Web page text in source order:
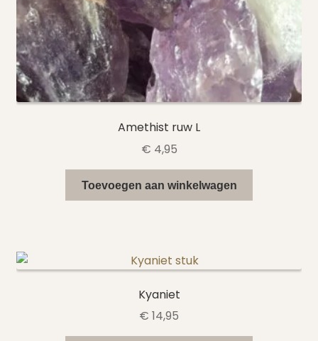
Amethist ruw L
€ 4,95
Toevoegen aan winkelwagen
Kyaniet
€ 14,95